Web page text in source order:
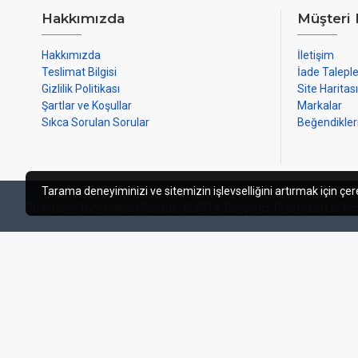
Hakkımızda
Hakkımızda
Teslimat Bilgisi
Gizlilik Politikası
Şartlar ve Koşullar
Sıkca Sorulan Sorular
Müşteri
İletişim
İade
Site Haritası
Markalar
Tarama deneyiminizi ve sitemizin işlevselliğini artırmak için